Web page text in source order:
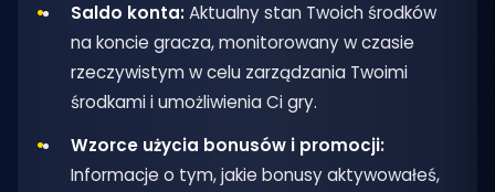
Saldo konta:Aktualny stan Twoich środków
na koncie gracza, monitorowany w czasie
rzeczywistym w celu zarządzania Twoimi
środkami i umożliwienia Ci gry.
Wzorce użycia bonusów i promocji:
Informacje o tym, jakie bonusy aktywowałeś,